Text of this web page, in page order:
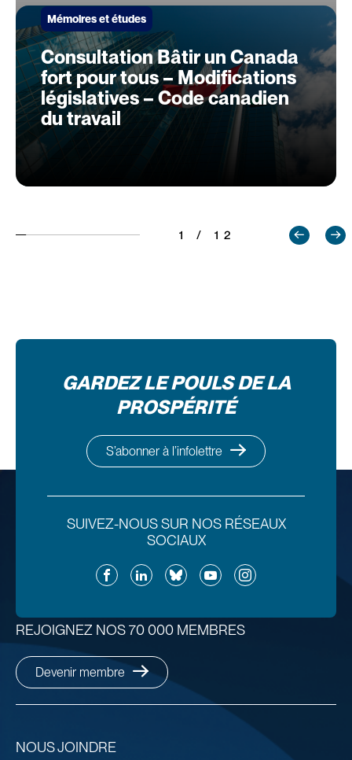
Mémoires et études
Consultation Bâtir un Canada
fort pour tous – Modifications
législatives – Code canadien
du travail
1 / 12
GARDEZ LE POULS DE LA
PROSPÉRITÉ
S’abonner à l’infolettre
SUIVEZ-NOUS SUR NOS RÉSEAUX
SOCIAUX
FacebookLinkedInBlueskyYouTubeInstagram
NOUS JOINDRE
REJOIGNEZ NOS 70 000 MEMBRES
Devenir membre